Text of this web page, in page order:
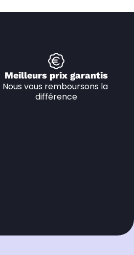
Meilleurs prix garantis
Nous vous remboursons la
différence